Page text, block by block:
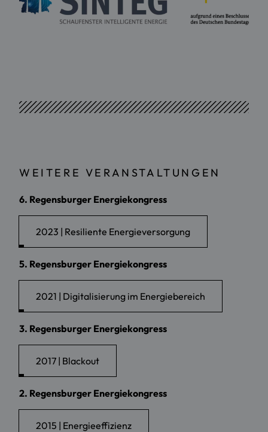
WEITERE VERANSTALTUNGEN
6. Regensburger Energiekongress
2023 | Resiliente Energieversorgung
5. Regensburger Energiekongress
2021 | Digitalisierung im Energiebereich
3. Regensburger Energiekongress
2017 | Blackout
2. Regensburger Energiekongress
2015 | Energieeffizienz